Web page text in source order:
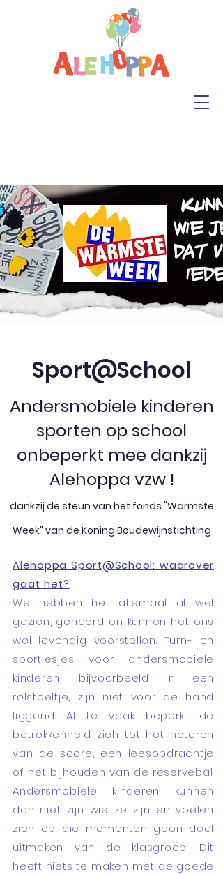
Sport@School
Andersmobiele kinderen
sporten op school
onbeperkt mee dankzij
Alehoppa vzw !
dankzij de steun van het fonds "Warmste
Week" van de Koning Boudewijnstichting
Alehoppa Sport@School: waarover
gaat het?
We hebben het allemaal al wel
gezien, gehoord en kunnen het ons
wel levendig voorstellen. Turn- en
sportlesjes voor andersmobiele
kinderen, bijvoorbeeld in een
rolstoeltje, zijn niet voor de hand
liggend. Al te vaak beperkt de
betrokkenheid zich tot het noteren
van de score, een leesopdrachtje
of het bijhouden van de reservebal.
Andersmobiele kinderen kunnen
dan niet zijn wie ze zijn en voelen
zich op die momenten geen deel
uitmaken van de klasgroep. Dit
heeft niets te maken met de goede